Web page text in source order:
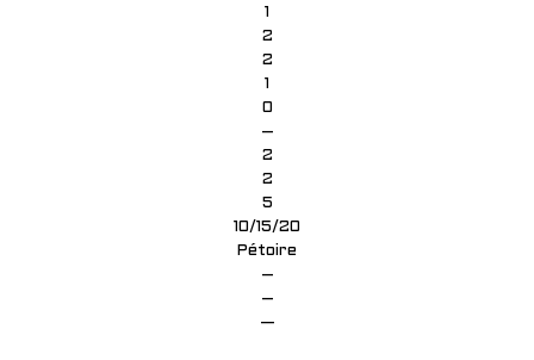
1
2
2
1
0
–
2
2
5
10/15/20
Pétoire
–
–
—